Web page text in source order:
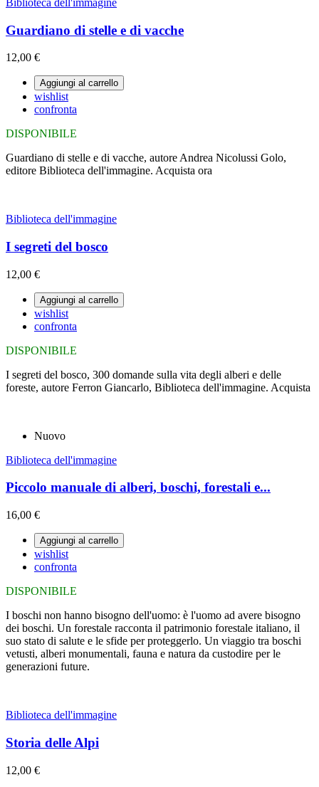
Guardiano di stelle e di vacche
12,00 €
Aggiungi al carrello
wishlist
confronta
DISPONIBILE
Guardiano di stelle e di vacche, autore Andrea Nicolussi Golo,
editore Biblioteca dell'immagine. Acquista ora
Biblioteca dell'immagine
I segreti del bosco
12,00 €
Aggiungi al carrello
wishlist
confronta
DISPONIBILE
I segreti del bosco, 300 domande sulla vita degli alberi e delle
foreste, autore Ferron Giancarlo, Biblioteca dell'immagine. Acquista
Nuovo
Biblioteca dell'immagine
Piccolo manuale di alberi, boschi, forestali e...
16,00 €
Aggiungi al carrello
wishlist
confronta
DISPONIBILE
I boschi non hanno bisogno dell'uomo: è l'uomo ad avere bisogno
dei boschi. Un forestale racconta il patrimonio forestale italiano, il
suo stato di salute e le sfide per proteggerlo. Un viaggio tra boschi
vetusti, alberi monumentali, fauna e natura da custodire per le
generazioni future.
Biblioteca dell'immagine
Storia delle Alpi
12,00 €